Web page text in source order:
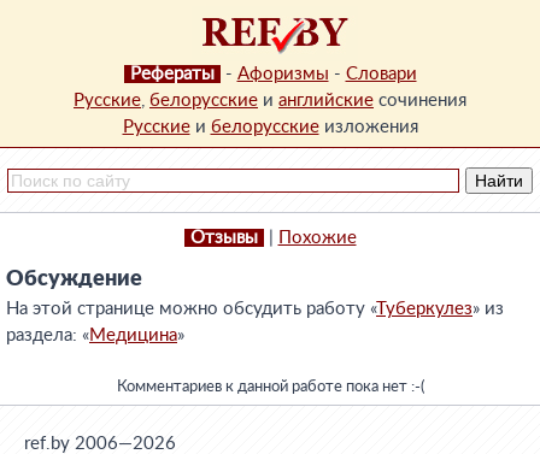
Рефераты - Афоризмы - Словари
Русские, белорусские и английские сочинения
Русскиеи белорусскиеизложения
Отзывы Похожие
Обсуждение
На этой странице можно обсудить работу «Туберкулез» из
раздела: «Медицина»
Комментариев к данной работе пока нет :-(
ref.by 2006—2026